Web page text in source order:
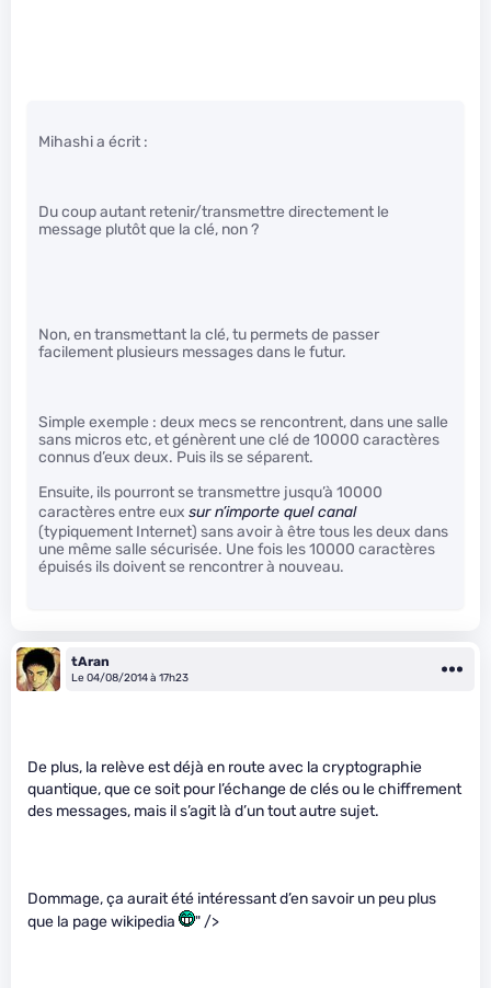
Mihashi a écrit :
Du coup autant retenir/transmettre directement le
message plutôt que la clé, non ?
Non, en transmettant la clé, tu permets de passer
facilement plusieurs messages dans le futur.
Simple exemple : deux mecs se rencontrent, dans une salle
sans micros etc, et génèrent une clé de 10000 caractères
connus d’eux deux. Puis ils se séparent.
Ensuite, ils pourront se transmettre jusqu’à 10000
caractères entre eux sur n’importe quel canal
(typiquement Internet) sans avoir à être tous les deux dans
une même salle sécurisée. Une fois les 10000 caractères
épuisés ils doivent se rencontrer à nouveau.
tAran
Le 04/08/2014 à 17h23
De plus, la relève est déjà en route avec la cryptographie
quantique, que ce soit pour l’échange de clés ou le chiffrement
des messages, mais il s’agit là d’un tout autre sujet.
Dommage, ça aurait été intéressant d’en savoir un peu plus
que la page wikipedia
" />